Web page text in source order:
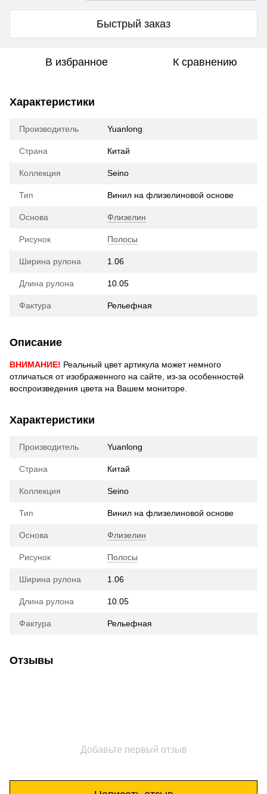
Быстрый заказ
В избранное К сравнению
Характеристики
Производитель Yuanlong
Страна Китай
Коллекция Seino
Тип Винил на флизелиновой основе
Основа Флизелин
Рисунок Полосы
Ширина рулона 1.06
Длина рулона 10.05
Фактура Рельефная
Описание
ВНИМАНИЕ! Реальный цвет артикула может немного
отличаться от изображенного на сайте, из-за особенностей
воспроизведения цвета на Вашем мониторе.
Характеристики
Производитель Yuanlong
Страна Китай
Коллекция Seino
Тип Винил на флизелиновой основе
Основа Флизелин
Рисунок Полосы
Ширина рулона 1.06
Длина рулона 10.05
Фактура Рельефная
Отзывы
Добавьте первый отзыв